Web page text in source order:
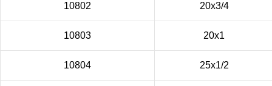
10802 20х3/4
10803 20х1
10804 25х1/2